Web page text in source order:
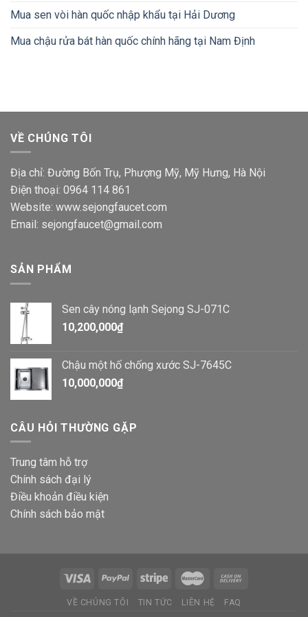
Mua sen vòi hàn quốc nhập khẩu tại Hải Dương
Mua chậu rửa bát hàn quốc chính hãng tại Nam Định
VỀ CHÚNG TÔI
Địa chỉ: Đường Bốn Trụ, Phượng Mỹ, Mỹ Hưng, Hà Nội
Điện thoại: 0964 114 861
Website: www.sejongfaucet.com
Email: sejongfaucet@gmail.com
SẢN PHẨM
Sen cây nóng lạnh Sejong SJ-071C
10,200,000₫
Chậu một hố chống xước SJ-7645C
10,000,000₫
CÂU HỎI THƯỜNG GẶP
Trung tâm hỗ trợ
Chính sách đại lý
Điều khoản điều kiện
Chính sách bảo mật
VỀ CHÚNG TÔI TIN TỨC LIÊN HỆ FAQ